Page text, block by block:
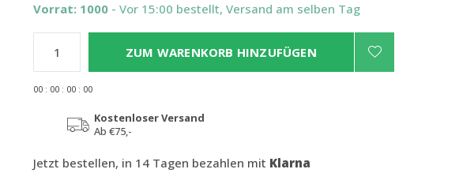
Vorrat: 1000 - Vor 15:00 bestellt, Versand am selben Tag
ZUM WARENKORB HINZUFÜGEN
00 : 00 : 00 : 00
Kostenloser Versand
Ab €75,-
Jetzt bestellen, in 14 Tagen bezahlen mit Klarna